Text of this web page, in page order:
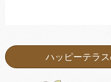
ハッピーテラ